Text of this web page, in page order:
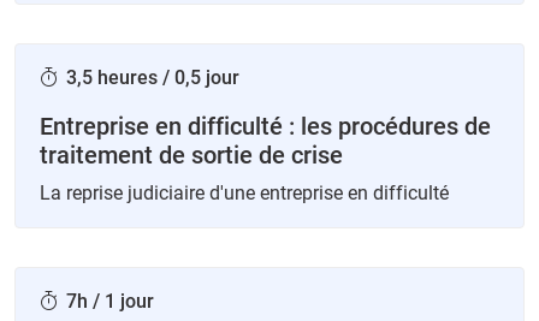
3,5 heures / 0,5 jour
Entreprise en difficulté : les procédures de
traitement de sortie de crise
La reprise judiciaire d'une entreprise en difficulté
7h / 1 jour